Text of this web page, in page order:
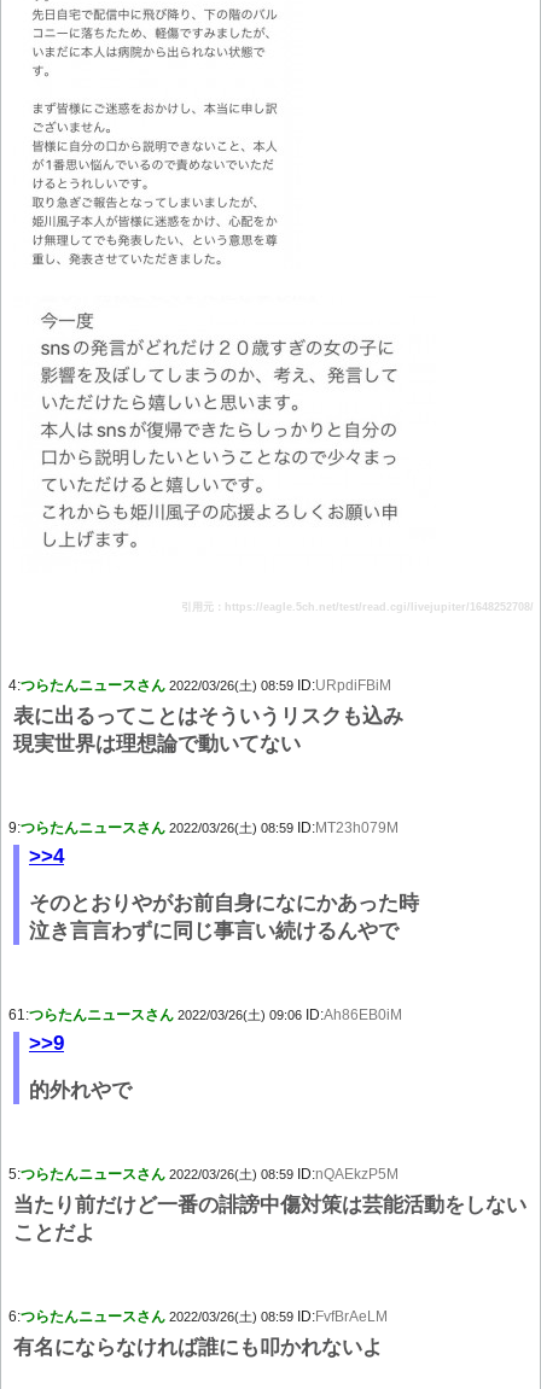
引用元：https://eagle.5ch.net/test/read.cgi/livejupiter/1648252708/
4:つらたんニュースさん 2022/03/26(土) 08:59 ID:URpdiFBiM
表に出るってことはそういうリスクも込み
現実世界は理想論で動いてない
9:つらたんニュースさん 2022/03/26(土) 08:59 ID:MT23h079M
>>4
そのとおりやがお前自身になにかあった時
泣き言言わずに同じ事言い続けるんやで
61:つらたんニュースさん 2022/03/26(土) 09:06 ID:Ah86EB0iM
>>9
的外れやで
5:つらたんニュースさん 2022/03/26(土) 08:59 ID:nQAEkzP5M
当たり前だけど一番の誹謗中傷対策は芸能活動をしない
ことだよ
6:つらたんニュースさん 2022/03/26(土) 08:59 ID:FvfBrAeLM
有名にならなければ誰にも叩かれないよ